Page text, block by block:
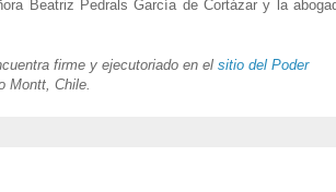
Beatriz Pedrals García de Cortázar y la
firme y ejecutoriado en el sitio del Poder
Montt, Chile.